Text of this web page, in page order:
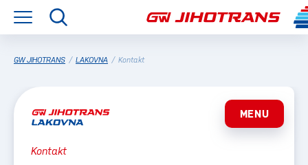
GW JIHOTRANS / LAKOVNA / Kontakt
Kontakt
MENU